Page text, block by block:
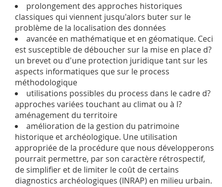
prolongement des approches historiques
classiques qui viennent jusqu'alors buter sur le
problème de la localisation des données
avancée en mathématique et en géomatique. Ceci
est susceptible de déboucher sur la mise en place d?
un brevet ou d'une protection juridique tant sur les
aspects informatiques que sur le process
méthodologique
utilisations possibles du process dans le cadre d?
approches variées touchant au climat ou à l?
aménagement du territoire
amélioration de la gestion du patrimoine
historique et archéologique. Une utilisation
appropriée de la procédure que nous développerons
pourrait permettre, par son caractère rétrospectif,
de simplifier et de limiter le coût de certains
diagnostics archéologiques (INRAP) en milieu urbain.